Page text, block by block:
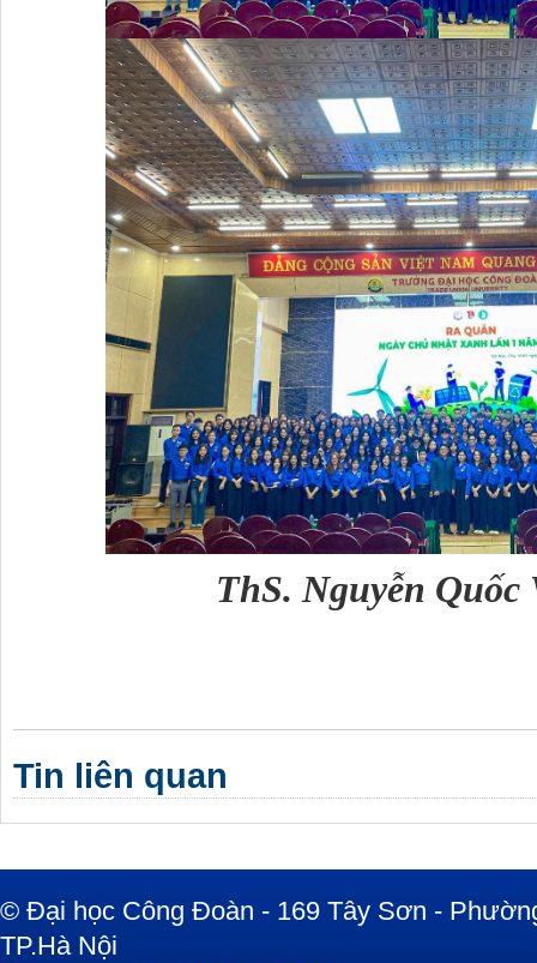
ThS. Nguyễn
Tin liên quan
© Đại học Công Đoàn - 169 Tây Sơn -
TP.Hà Nội